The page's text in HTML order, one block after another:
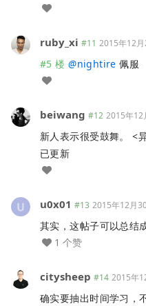
ruby_xi #11 2015年12月
#5 楼 @nightire 佩服
beiwang #12 2015年12
新人表示很受鼓舞。 <
已更新
u0x01 #13 2015年12月
其实，这帖子可以总结
1 个赞
citysheep #14 2015年
确实要抽出时间学习，